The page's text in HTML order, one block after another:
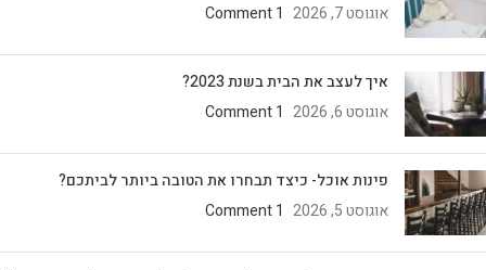
אוגוסט 7, 2026
1 Comment
איך לעצב את הבית בשנת 2023?
אוגוסט 6, 2026
1 Comment
פינות אוכל- כיצד תבחרו את הטובה ביותר לביתכם?
אוגוסט 5, 2026
1 Comment